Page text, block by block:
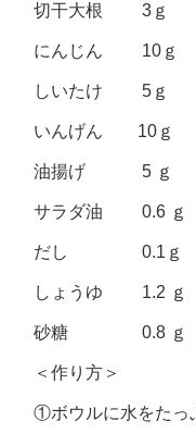
切干大根 3ｇ
にんじん 10ｇ
しいたけ 5ｇ
いんげん 10ｇ
油揚げ 5 ｇ
サラダ油 0.6 ｇ
だし 0.1ｇ
しょうゆ 1.2 ｇ
砂糖 0.8 ｇ
＜作り方＞
①ボウルに水をたっ